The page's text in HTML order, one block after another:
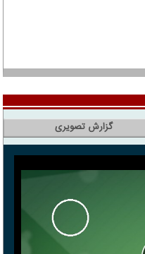
گزارش تصویری